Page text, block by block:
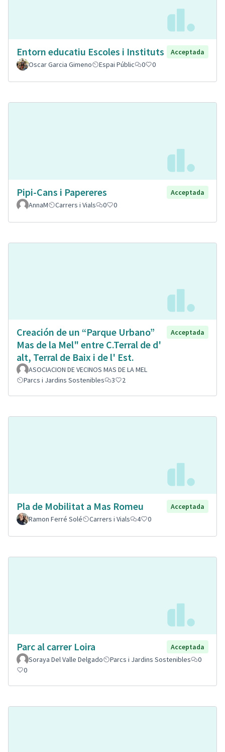
Entorn educatiu Escoles i Instituts
Acceptada
Oscar Garcia Gimeno
Espai Públic 0 0
Pipi-Cans i Papereres
Acceptada
AnnaM
Carrers i Vials 0 0
Creación de un “Parque Urbano”
Mas de la Mel" entre C.Terral de d'
alt, Terral de Baix i de l' Est.
Acceptada
ASOCIACION DE VECINOS MAS DE LA MEL
Parcs i Jardins Sostenibles
3 2
Pla de Mobilitat a Mas Romeu
Acceptada
Ramon Ferré Solé
Carrers i Vials 4 0
Parc al carrer Loira
Acceptada
Soraya Del Valle Delgado
Parcs i Jardins Sostenibles
0
0